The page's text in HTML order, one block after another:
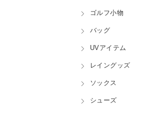
ゴルフ小物
バッグ
UVアイテム
レイングッズ
ソックス
シューズ